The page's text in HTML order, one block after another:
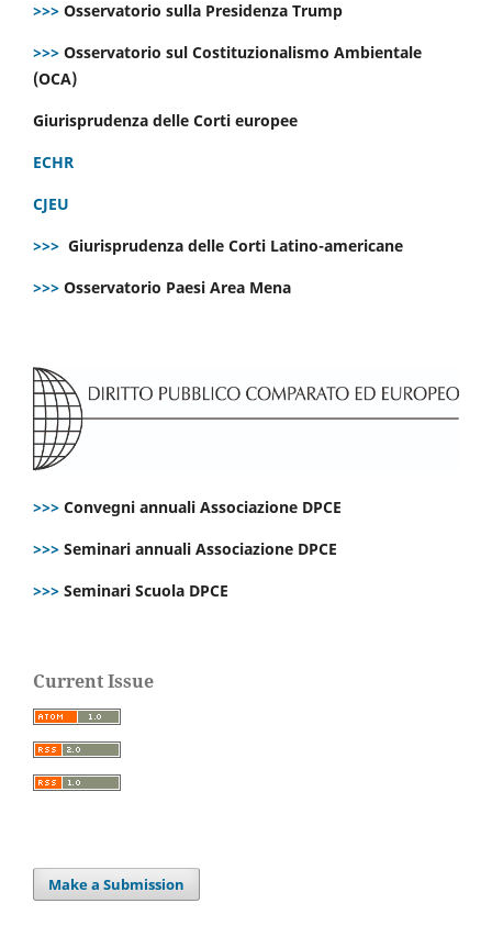
>>> Osservatorio sulla Presidenza Trump
>>> Osservatorio sul Costituzionalismo Ambientale
(OCA)
Giurisprudenza delle Corti europee
ECHR
CJEU
>>> Giurisprudenza delle Corti Latino-americane
>>> Osservatorio Paesi Area Mena
>>> Convegni annuali Associazione DPCE
>>> Seminari annuali Associazione DPCE
>>> Seminari Scuola DPCE
Current Issue
Make a Submission